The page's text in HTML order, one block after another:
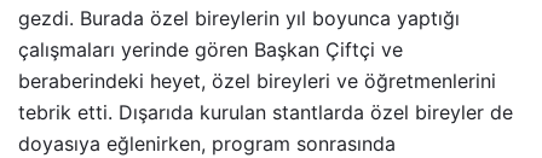
gezdi. Burada özel bireylerin yıl boyunca yaptığı
çalışmaları yerinde gören Başkan Çiftçi ve
beraberindeki heyet, özel bireyleri ve öğretmenlerini
tebrik etti. Dışarıda kurulan stantlarda özel bireyler de
doyasıya eğlenirken, program sonrasında